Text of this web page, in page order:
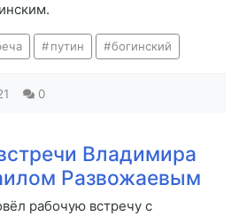
путин богинский
0
Владимира
Развожаевым
рабочую встречу с